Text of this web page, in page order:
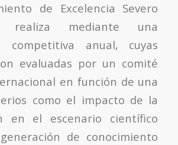
de Excelencia Severo
realiza mediante una
competitiva anual, cuyas
evaluadas por un comité
en función de una
como el impacto de la
en el escenario científico
de conocimiento